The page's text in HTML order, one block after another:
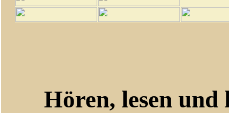
Hören, lesen